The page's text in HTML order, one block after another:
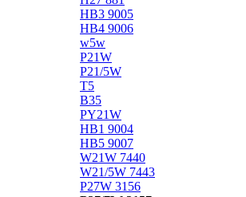
HB3 9005
HB4 9006
w5w
P21W
P21/5W
T5
B35
PY21W
HB1 9004
HB5 9007
W21W 7440
W21/5W 7443
P27W 3156